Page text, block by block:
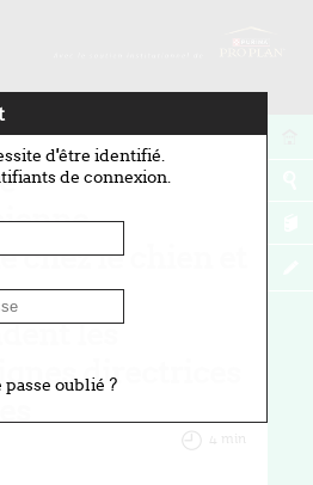
d'être identifié.
de connexion.
oublié ?
le chien et
les
directrices
4 min